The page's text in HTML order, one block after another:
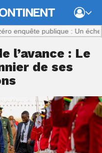
publique : Un échec
l’avance : Le
de ses